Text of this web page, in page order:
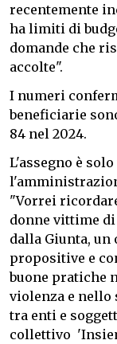
recentemente
ha limiti di
domande che
accolte".
I numeri
beneficiarie
84 nel 2024.
L'assegno è
"Vorrei
donne vittime
dalla Giunta,
propositive e
buone pratiche
violenza e
tra enti e
collettivo